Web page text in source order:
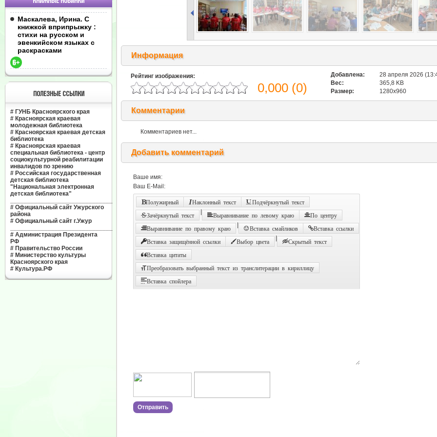
Маскалева, Ирина. С
книжкой вприпрыжку :
стихи на русском и
эвенкийском языках с
раскрасками
ПОЛЕЗНЫЕ ССЫЛКИ
# ГУНБ Красноярского края
# Красноярская краевая
молодежная библиотека
# Красноярская краевая детская
библиотека
# Красноярская краевая
специальная библиотека - центр
социокультурной реабилитации
инвалидов по зрению
# Российская государственная
детская библиотека
"Национальная электронная
детская библиотека"
# Официальный сайт Ужурского
района
# Официальный сайт г.Ужур
# Администрация Президента
РФ
# Правительство России
# Министерство культуры
Красноярского края
# Культура.РФ
Информация
Рейтинг изображения:
0,000 (0)
Добавлена:
28 апреля 2026
Вес:
365,8 KB
Размер:
1280x960
Комментарии
Комментариев нет...
Добавить комментарий
Ваше имя:
Ваш E-Mail:
Полужирный Наклонный текст Подчёркнутый текст
Зачёркнутый текст Выравнивание по левому краю По центру
Выравнивание по правому краю Вставка смайликов Вставка ссылки
Вставка защищённой ссылки Выбор цвета Скрытый текст
Вставка цитаты
Преобразовать выбранный текст из транслитерации в кириллицу
Вставка спойлера